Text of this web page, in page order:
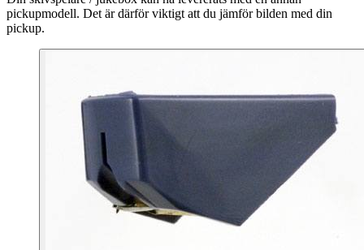
pickupmodell. Det är därför viktigt att du jämför bilden med din
pickup.